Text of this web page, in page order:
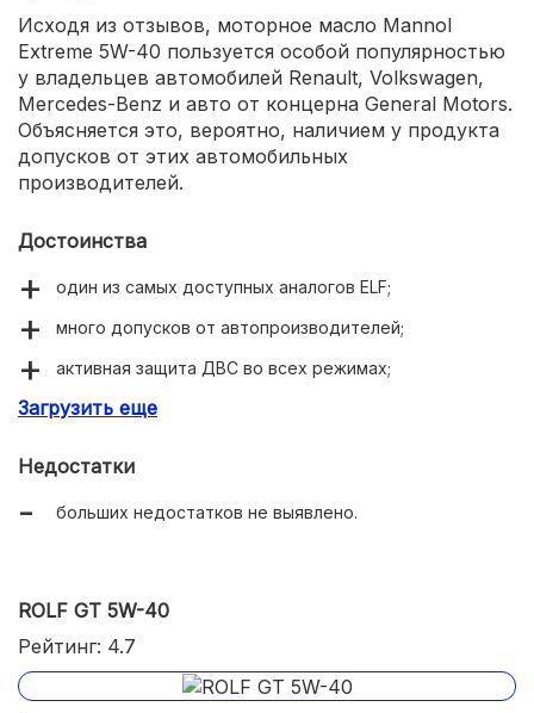
Исходя из отзывов, моторное масло Mannol
Extreme 5W-40 пользуется особой популярностью
у владельцев автомобилей Renault, Volkswagen,
Mercedes-Benz и авто от концерна General Motors.
Объясняется это, вероятно, наличием у продукта
допусков от этих автомобильных
производителей.
Достоинства
один из самых доступных аналогов ELF;
много допусков от автопроизводителей;
активная защита ДВС во всех режимах;
широкий температурный диапазон.
Загрузить еще
Недостатки
больших недостатков не выявлено.
ROLF GT 5W-40
Рейтинг: 4.7